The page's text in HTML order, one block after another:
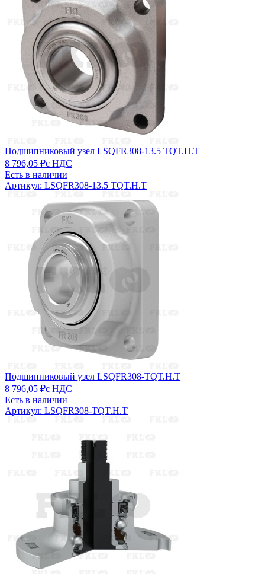
Подшипниковый узел LSQFR308-13.5 TQT.H.T
8 796,05 ₽с НДС
Есть в наличии
Артикул: LSQFR308-13.5 TQT.H.T
Подшипниковый узел LSQFR308-TQT.H.T
8 796,05 ₽с НДС
Есть в наличии
Артикул: LSQFR308-TQT.H.T